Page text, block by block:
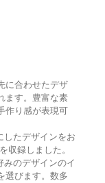
に合わせたデザ
ます。豊富な素
作り感が表現可
したデザインをお
収録しました。
のデザインのイ
選びます。数多